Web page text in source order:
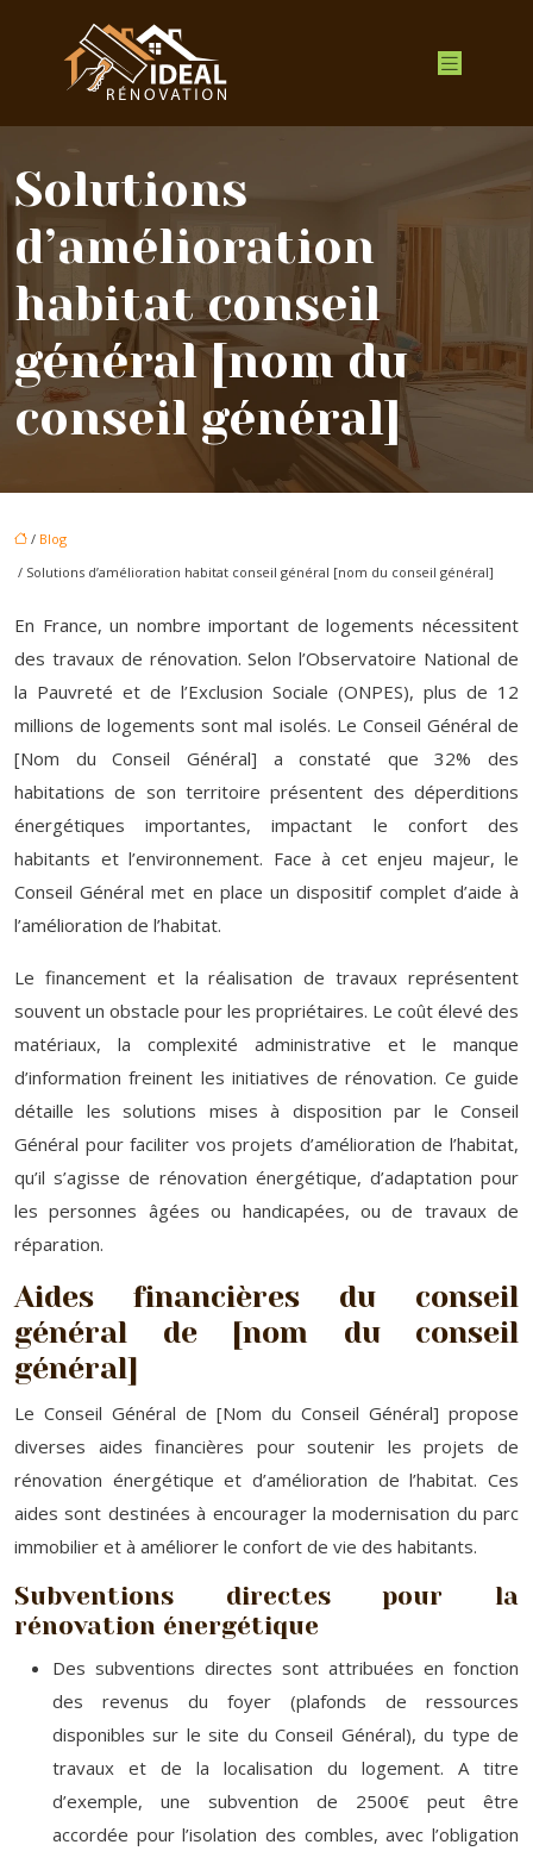
Solutions
d’amélioration
habitat conseil
général [nom du
conseil général]
/ Blog
/ Solutions d’amélioration habitat conseil général [nom du conseil général]
En France, un nombre important de logements nécessitent
des travaux de rénovation. Selon l’Observatoire National de
la Pauvreté et de l’Exclusion Sociale (ONPES), plus de 12
millions de logements sont mal isolés. Le Conseil Général de
[Nom du Conseil Général] a constaté que 32% des
habitations de son territoire présentent des déperditions
énergétiques importantes, impactant le confort des
habitants et l’environnement. Face à cet enjeu majeur, le
Conseil Général met en place un dispositif complet d’aide à
l’amélioration de l’habitat.
Le financement et la réalisation de travaux représentent
souvent un obstacle pour les propriétaires. Le coût élevé des
matériaux, la complexité administrative et le manque
d’information freinent les initiatives de rénovation. Ce guide
détaille les solutions mises à disposition par le Conseil
Général pour faciliter vos projets d’amélioration de l’habitat,
qu’il s’agisse de rénovation énergétique, d’adaptation pour
les personnes âgées ou handicapées, ou de travaux de
réparation.
Aides financières du conseil
général de [nom du conseil
général]
Le Conseil Général de [Nom du Conseil Général] propose
diverses aides financières pour soutenir les projets de
rénovation énergétique et d’amélioration de l’habitat. Ces
aides sont destinées à encourager la modernisation du parc
immobilier et à améliorer le confort de vie des habitants.
Subventions directes pour la
rénovation énergétique
Des subventions directes sont attribuées en fonction
des revenus du foyer (plafonds de ressources
disponibles sur le site du Conseil Général), du type de
travaux et de la localisation du logement. A titre
d’exemple, une subvention de 2500€ peut être
accordée pour l’isolation des combles, avec l’obligation